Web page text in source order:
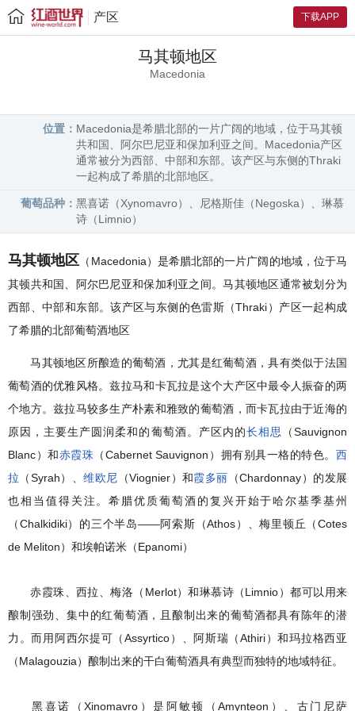
下载APP
产区
马其顿地区
Macedonia
位置： Macedonia是希腊北部的一片广阔的地域，位于马其顿
共和国、阿尔巴尼亚和保加利亚之间。Macedonia产区
通常被分为西部、中部和东部。该产区与东侧的Thraki
一起构成了希腊的北部地区。
葡萄品种： 黑喜诺（Xynomavro）、尼格斯佳（Negoska）、琳慕
诗（Limnio）
马其顿地区 （Macedonia）是希腊北部的一片广阔的地域，位于马
其顿共和国、阿尔巴尼亚和保加利亚之间。马其顿地区通常被划分为
西部、中部和东部。该产区与东侧的色雷斯（Thraki）产区一起构成
了希腊的北部葡萄酒地区
马其顿地区所酿造的葡萄酒，尤其是红葡萄酒，具有类似于法国
葡萄酒的优雅风格。兹拉马和卡瓦拉是这个大产区中最令人振奋的两
个地方。兹拉马较多生产朴素和雅致的葡萄酒，而卡瓦拉由于近海的
原因，主要生产圆润柔和的葡萄酒。产区内的长相思
（Sauvignon
Blanc）和赤霞珠 （Cabernet Sauvignon）拥有别具一格的特色。西
拉 （Syrah）、维欧尼 （Viognier）和霞多丽 （Chardonnay）的发展
也相当值得关注。希腊优质葡萄酒的复兴开始于哈尔基季基州
（Chalkidiki）的三个半岛——阿索斯（Athos）、梅里顿丘（Cotes
de Meliton）和埃帕诺米（Epanomi）
赤霞珠、西拉、梅洛（Merlot）和琳慕诗（Limnio）都可以用来
酿制强劲、集中的红葡萄酒，且酿制出来的葡萄酒都具有陈年的潜
力。而用阿西尔提可（Assyrtico）、阿斯瑞（Athiri）和玛拉格西亚
（Malagouzia）酿制出来的干白葡萄酒具有典型而独特的地域特征。
黑喜诺（Xinomavro）是阿敏顿（Amynteon）、古门尼萨